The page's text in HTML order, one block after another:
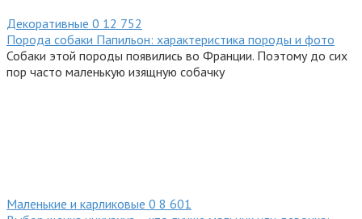
Декоративные 0 12 752
Порода собаки Папильон: характеристика породы и фото
Собаки этой породы появились во Франции. Поэтому до сих
пор часто маленькую изящную собачку
Маленькие и карликовые 0 8 601